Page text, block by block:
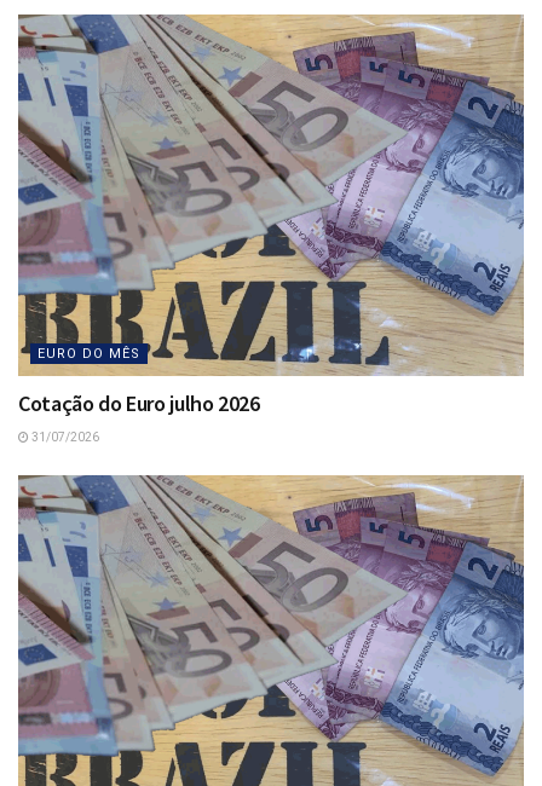
EURO DO MÊS
Cotação do Euro julho 2026
31/07/2026